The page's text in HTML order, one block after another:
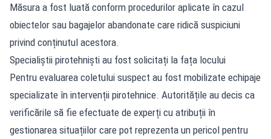
Măsura a fost luată conform procedurilor aplicate în cazul
obiectelor sau bagajelor abandonate care ridică suspiciuni
privind conținutul acestora.
Specialiștii pirotehniști au fost solicitați la fața locului
Pentru evaluarea coletului suspect au fost mobilizate echipaje
specializate în intervenții pirotehnice. Autoritățile au decis ca
verificările să fie efectuate de experți cu atribuții în
gestionarea situațiilor care pot reprezenta un pericol pentru